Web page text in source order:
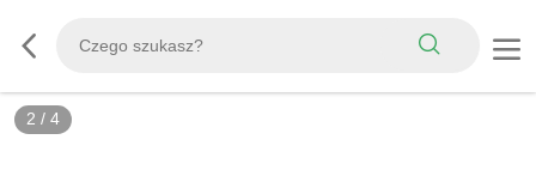
2 / 4